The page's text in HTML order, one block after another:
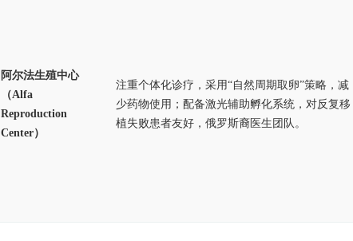
阿尔法生殖中心
（Alfa
Reproduction
Center）
注重个体化诊疗，采用“自然周期取卵”策略，减
少药物使用；配备激光辅助孵化系统，对反复移
植失败患者友好，俄罗斯裔医生团队。